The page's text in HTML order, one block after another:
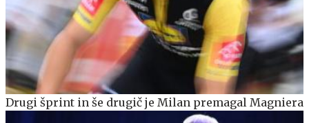
Drugi šprint in še drugič je Milan premagal Magniera